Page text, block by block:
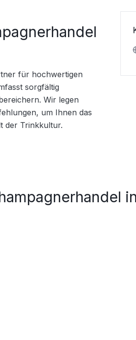
für hochwertigen
sorgfältig
Wir legen
um Ihnen das
der Trinkkultur.